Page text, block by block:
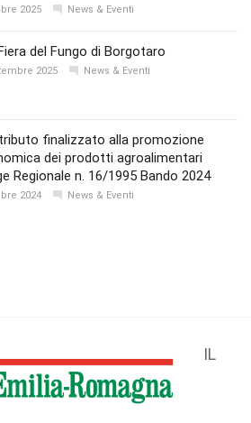
2025 News & Eventi
del Fungo di Borgotaro
2025 News & Eventi
finalizzato alla promozione
dei prodotti agroalimentari
Regionale n. 16/1995 Bando 2024
2024 News & Eventi
IL